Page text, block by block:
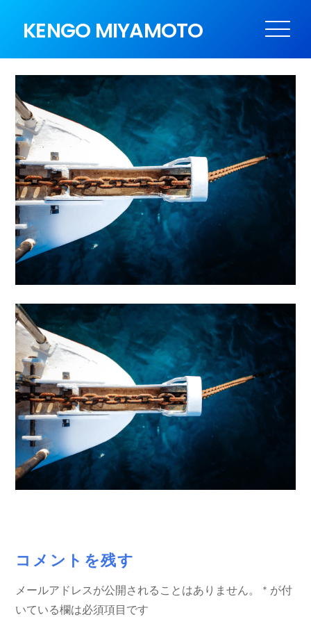
KENGO MIYAMOTO
コメントを残す
メールアドレスが公開されることはありません。 * が付
いている欄は必須項目です